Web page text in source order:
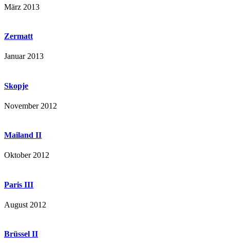
März 2013
Zermatt
Januar 2013
Skopje
November 2012
Mailand II
Oktober 2012
Paris III
August 2012
Brüssel II